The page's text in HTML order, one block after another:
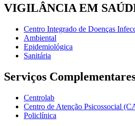
VIGILÂNCIA EM
Centro Integrado de Doenças
Ambiental
Epidemiológica
Sanitária
Serviços
Centrolab
Centro de Atenção Psicossocial
Policlínica